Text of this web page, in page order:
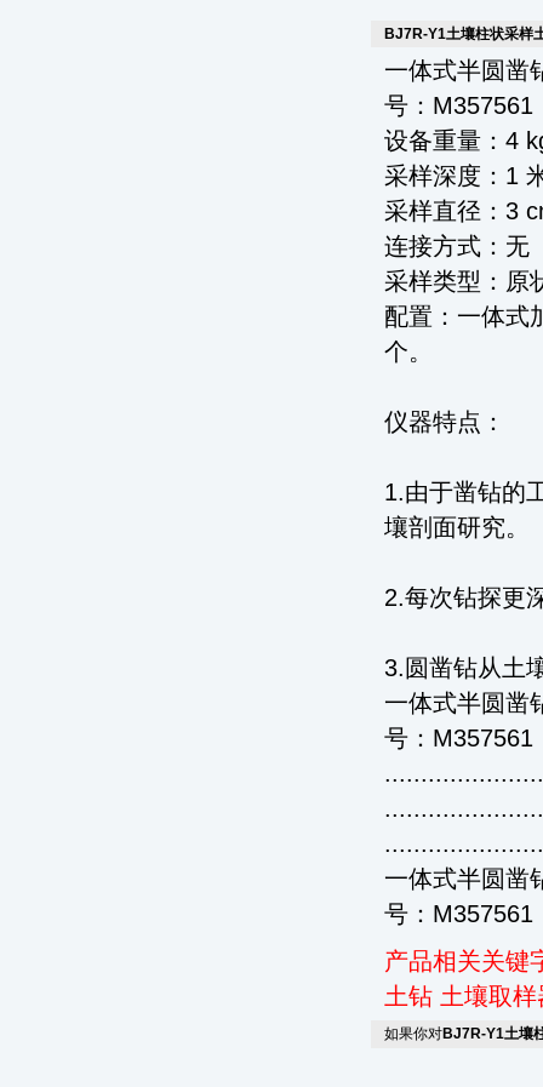
BJ7R-Y1土壤柱状采样
一体式半圆凿
号：
设备重量：4
采样深度：1
采样直径：3
连接方式：无
采样类型：原
配置：一体式
个。
仪器特点：
1.由于凿钻的
壤剖面研究。
2.每次钻探更
3.圆凿钻从土
一体式半圆凿
号：M357561
一体式半圆凿
号：
产品相关关键
土钻 土壤取样
如果你对BJ7R-Y1土壤